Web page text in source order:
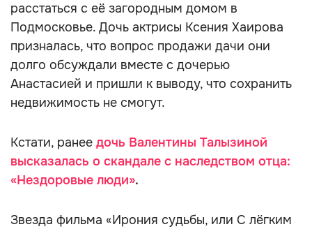
расстаться с её загородным домом в
Подмосковье. Дочь актрисы Ксения Хаирова
призналась, что вопрос продажи дачи они
долго обсуждали вместе с дочерью
Анастасией и пришли к выводу, что сохранить
недвижимость не смогут.
Кстати, ранее дочь Валентины Талызиной
высказалась о скандале с наследством отца:
«Нездоровые люди».
Звезда фильма «Ирония судьбы, или С лёгким